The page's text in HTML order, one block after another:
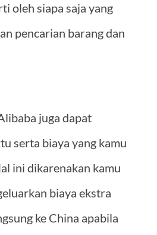
oleh siapa saja yang
pencarian barang dan
juga dapat
serta biaya yang kamu
ini dikarenakan kamu
biaya ekstra
ke China apabila